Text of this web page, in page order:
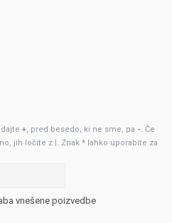
+, pred besedo, ki ne sme, pa -. Če
jih ločite z |. Znak * lahko uporabite za
vnešene poizvedbe